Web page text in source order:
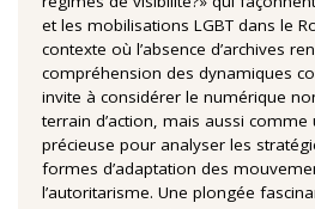
et les mobilisations LGBT dans le
contexte où l’absence d’archives
compréhension des dynamiques
invite à considérer le numérique
terrain d’action, mais aussi comme
précieuse pour analyser les
formes d’adaptation des
l’autoritarisme. Une plongée